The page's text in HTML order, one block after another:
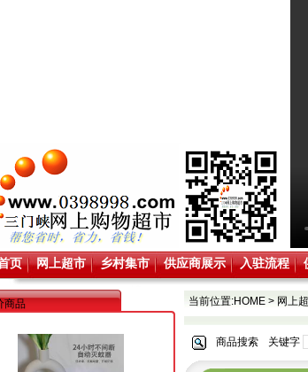
页 网上超市 乡村集市 供应商展示 入驻流程
商品 当前位置:HOME> 网上
商品搜索 关键字